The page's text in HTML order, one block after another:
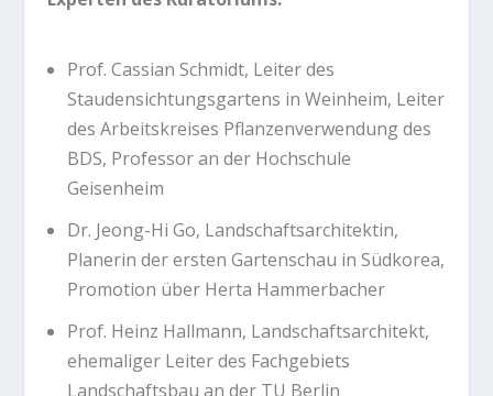
Prof. Cassian Schmidt, Leiter des
Staudensichtungsgartens in Weinheim, Leiter
des Arbeitskreises Pflanzenverwendung des
BDS, Professor an der Hochschule
Geisenheim
Dr. Jeong-Hi Go, Landschaftsarchitektin,
Planerin der ersten Gartenschau in Südkorea,
Promotion über Herta Hammerbacher
Prof. Heinz Hallmann, Landschaftsarchitekt,
ehemaliger Leiter des Fachgebiets
Landschaftsbau an der TU Berlin